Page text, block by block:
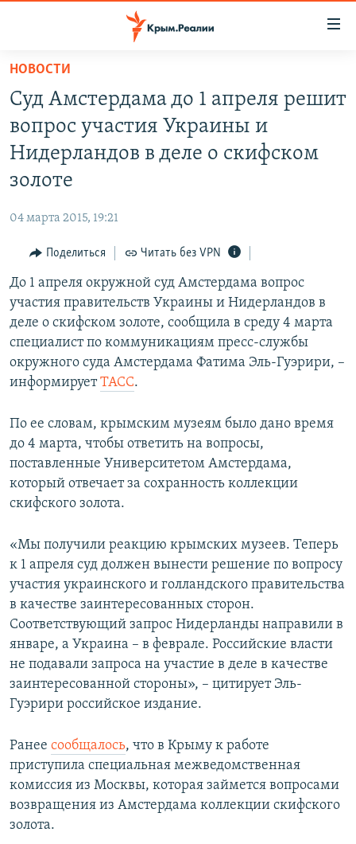
Вернуться
основному
содержанию
Вернутся
главной
Вернутся
поиску
СПЕЦПРОЕКТЫ
ВОДА
ИНТЕРАКТИВ
ИНФОГРАФИКА
ТЕЛЕПРОЕКТ КРЫМ.РЕАЛИИ
СОВЕТЫ ПРАВОЗАЩИТНИКОВ
ПРОПАВШИЕ БЕЗ ВЕСТИ
ПОБЕДИТЕЛЕЙ НЕ СУДЯТ?
ELIFBE
УКРАИНСКАЯ ПРОБЛЕМА КРЫМА
РАДІО СВОБОДА
КАК ОБОЙТИ БЛОКИРОВКУ
Українською
Qırımtatar
ПРИСОЕДИНЯЙТЕСЬ!
Все сайты RFE/RL
НОВОСТИ
Суд Амстердама до 1 апреля решит
вопрос участия Украины и
Нидерландов в деле о скифском
золоте
04 марта 2015, 19:21
Поделиться Читать без VPN
До 1 апреля окружной суд Амстердама вопрос
участия правительств Украины и Нидерландов в
деле о скифском золоте, сообщила в среду 4 марта
специалист по коммуникациям пресс-службы
окружного суда Амстердама Фатима Эль-Гуэрири, –
информируетТАСС.
По ее словам, крымским музеям было дано время
до 4 марта, чтобы ответить на вопросы,
поставленные Университетом Амстердама,
который отвечает за сохранность коллекции
скифского золота.
«Мы получили реакцию крымских музеев. Теперь
к 1 апреля суд должен вынести решение по вопросу
участия украинского и голландского правительства
в качестве заинтересованных сторон.
Соответствующий запрос Нидерланды направили в
январе, а Украина – в феврале. Российские власти
не подавали запроса на участие в деле в качестве
заинтересованной стороны», – цитирует Эль-
Гуэрири российское издание.
Ранее сообщалось, что в Крыму к работе
приступила специальная межведомственная
комиссия из Москвы, которая займется вопросами
возвращения из Амстердама коллекции скифского
золота.